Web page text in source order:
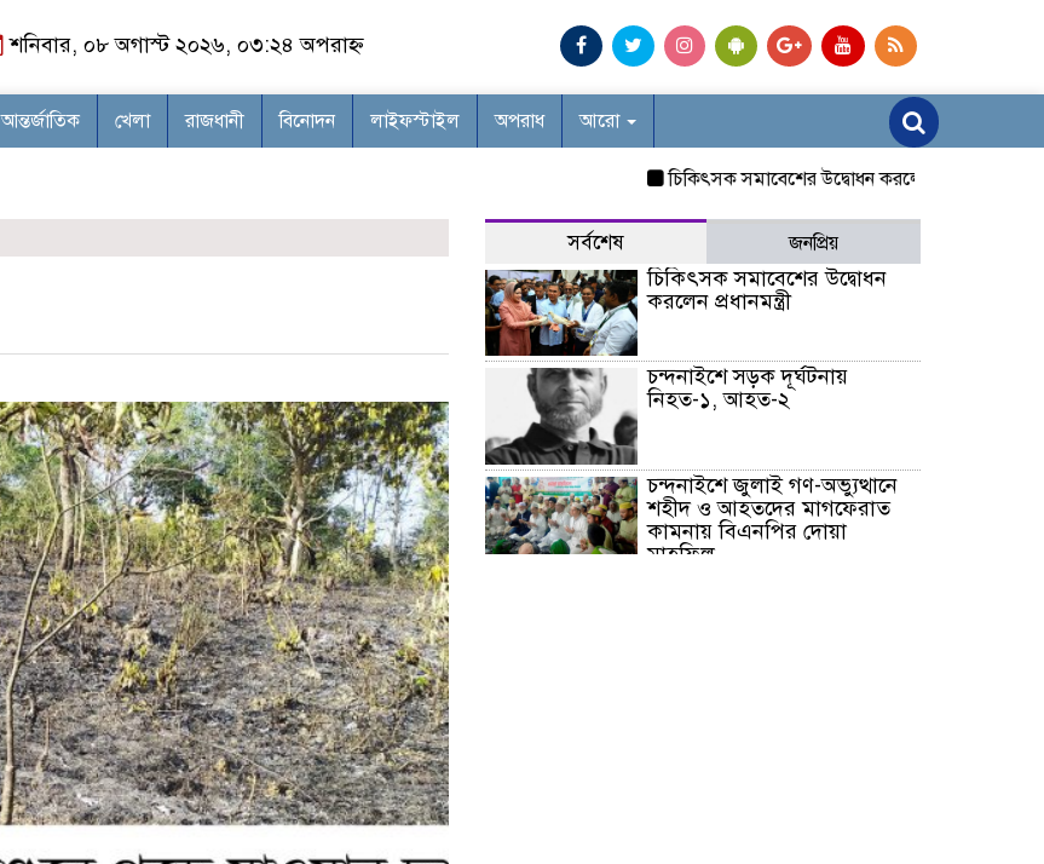
শনিবার, ০৮ অগাস্ট ২০২৬, ০৩:২৪ অপরাহ্ন
আন্তর্জাতিক খেলা রাজধানী বিনোদন লাইফস্টাইল অপরাধ আরো
চিকিৎসক সমাবেশের উদ্বোধন করলেন প্রধানমন্ত্রী
সর্বশেষ জনপ্রিয়
চিকিৎসক সমাবেশের উদ্বোধন
করলেন প্রধানমন্ত্রী
চন্দনাইশে সড়ক দূর্ঘটনায়
নিহত-১, আহত-২
চন্দনাইশে জুলাই গণ-অভ্যুত্থানে
শহীদ ও আহতদের মাগফেরাত
কামনায় বিএনপির দোয়া
মাহফিল